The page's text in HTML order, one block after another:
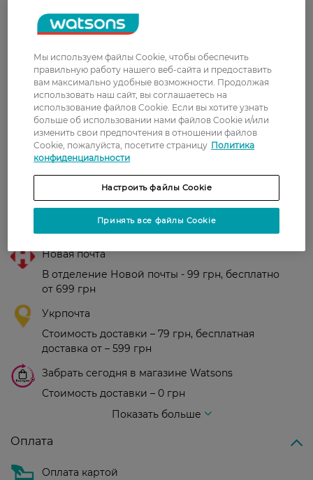
Ежедневного ночного ухода для нормальной
и сухой кожи.
Страна-производитель:Франция
Рейтинг и отзывы
0 0 відгуків
Новая почта
В отделение Новой почты - 99 грн, бесплатно
от 699 грн
Укрпочта
Стоимость доставки – 79 грн, бесплатная
доставка от – 599 грн
Забрать сегодня в магазине Watsons
Стоимость доставки – 0 грн
Показать больше
Оплата
Оплата картой
Мы используем файлы Cookie, чтобы обеспечить
правильную работу нашего веб-сайта и предоставить
вам максимально удобные возможности. Продолжая
использовать наш сайт, вы соглашаетесь на
использование файлов Cookie. Если вы хотите узнать
больше об использовании нами файлов Cookie и/или
изменить свои предпочтения в отношении файлов
Cookie, пожалуйста, посетите страницу Политика
конфиденциальности
Настроить файлы Cookie
Принять все файлы Cookie